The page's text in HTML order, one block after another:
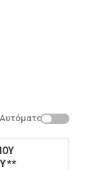
Αυτόματο
**